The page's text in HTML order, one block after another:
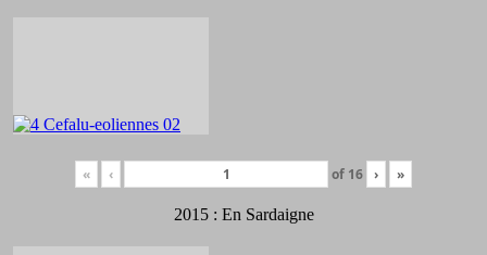
« ‹ of 16 › »
2015 : En Sardaigne